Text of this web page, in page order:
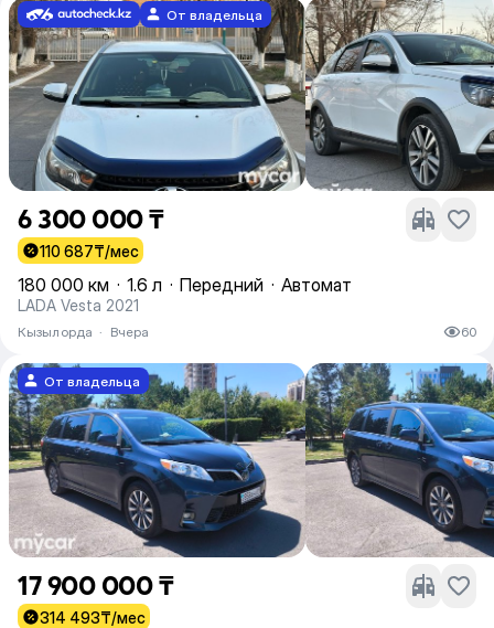
От владельца
6 300 000 ₸
110 687₸/мес
180 000 км · 1.6 л · Передний · Автомат
LADA Vesta 2021
Кызылорда · Вчера 60
От владельца
17 900 000 ₸
314 493₸/мес